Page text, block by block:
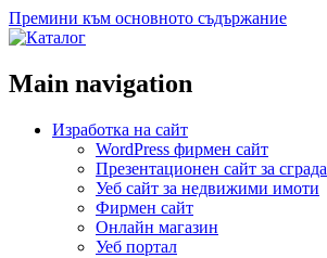
Премини към основното съдържание
Main navigation
Изработка на сайт
WordPress фирмен сайт
Презентационен сайт за сграда
Уеб сайт за недвижими имоти
Фирмен сайт
Онлайн магазин
Уеб портал